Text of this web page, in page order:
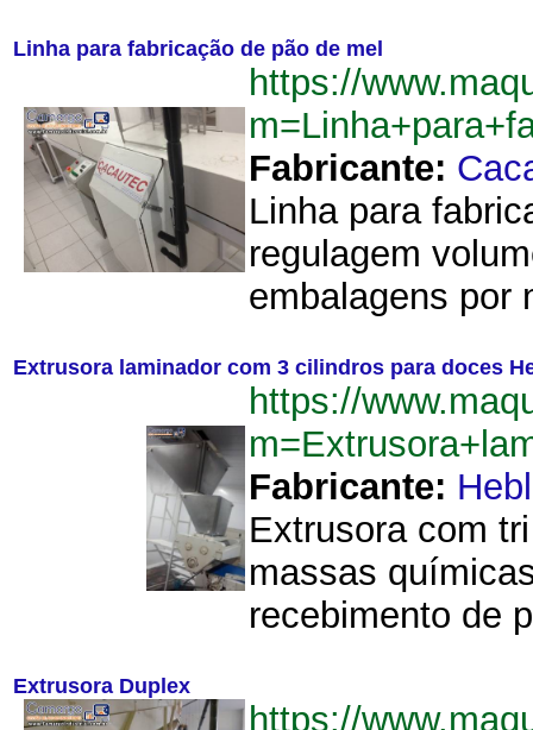
Linha para fabricação de pão de mel
https://
Fabricante:
Linha para
regulagem
embalagens por
Extrusora laminador com 3 cilindros para doces
https://
Fabricante:
Extrusora com
massas
recebimento de
Extrusora Duplex
https://